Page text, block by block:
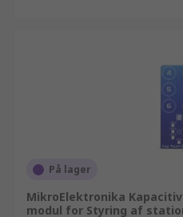
På lager
MikroElektronika
modul for Styring af